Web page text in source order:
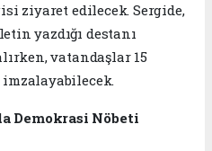
ziyaret edilecek. Sergide,
yazdığı destanı
vatandaşlar 15
imzalayabilecek.
Demokrasi Nöbeti